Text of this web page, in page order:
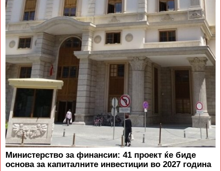
Министерство за финансии: 41 проект ќе биде
основа за капиталните инвестиции во 2027 година